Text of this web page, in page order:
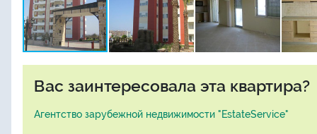
Вас заинтересовала эта квартира?
Агентство зарубежной недвижимости "EstateService"